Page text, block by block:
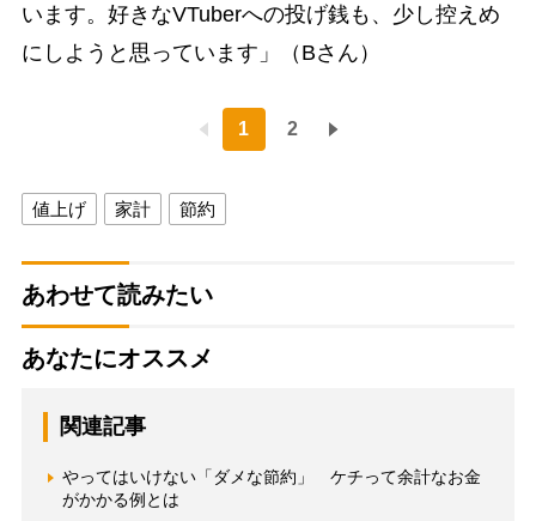
います。好きなVTuberへの投げ銭も、少し控えめ
にしようと思っています」（Bさん）
1 2
値上げ 家計 節約
あわせて読みたい
あなたにオススメ
関連記事
やってはいけない「ダメな節約」 ケチって余計なお金
がかかる例とは